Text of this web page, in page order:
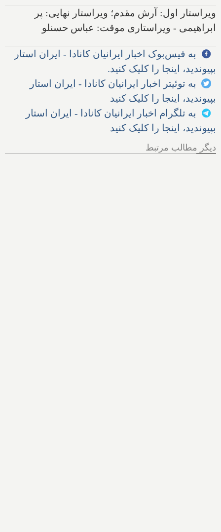
ویراستار اول: آرش مقدم؛ ویراستار نهایی: پر
ابراهیمی - ویراستاری موقت: عباس حسنلو
به فیس‌بوک اخبار ایرانیان کانادا - ایران استار
بپیوندید، اینجا را کلیک کنید.
به توئیتر اخبار ایرانیان کانادا - ایران استار
بپیوندید، اینجا را کلیک کنید
به تلگرام اخبار ایرانیان کانادا - ایران استار
بپیوندید، اینجا را کلیک کنید
دیگر مطالب مرتبط